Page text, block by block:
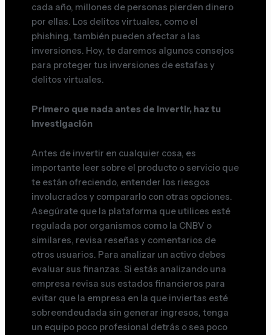
cada año, millones de personas pierden dinero
por ellas. Los delitos virtuales, como el
phishing, también pueden afectar a las
inversiones. Hoy, te daremos algunos consejos
para proteger tus inversiones de estafas y
delitos virtuales.
Primero que nada antes de invertir, haz tu
investigación
Antes de invertir en cualquier cosa, es
importante leer sobre el producto o servicio que
te están ofreciendo, entender los riesgos
involucrados y compararlo con otras opciones.
Asegúrate que la plataforma que utilices esté
regulada por organismos como la CNBV o
similares, revisa reseñas y comentarios de
otros usuarios. Para analizar un activo debes
evaluar sus finanzas. Si estás analizando una
empresa revisa sus estados financieros para
evitar que la empresa en la que inviertas esté
sobreendeudada sin generar ingresos, tenga
un equipo poco profesional detrás o sea poco